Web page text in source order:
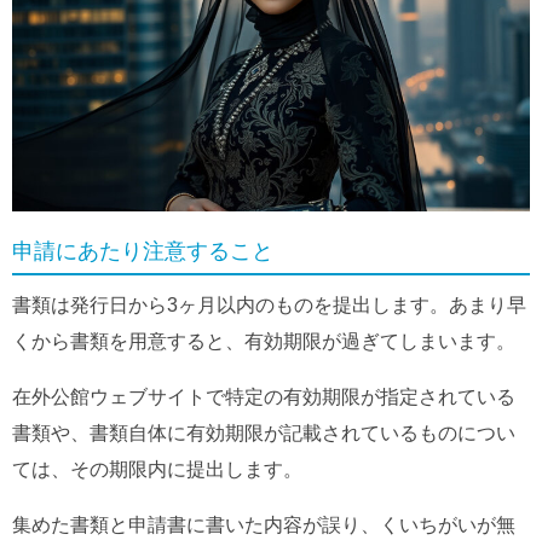
申請にあたり注意すること
書類は発行日から3ヶ月以内のものを提出します。あまり早
くから書類を用意すると、有効期限が過ぎてしまいます。
在外公館ウェブサイトで特定の有効期限が指定されている
書類や、書類自体に有効期限が記載されているものについ
ては、その期限内に提出します。
集めた書類と申請書に書いた内容が誤り、くいちがいが無